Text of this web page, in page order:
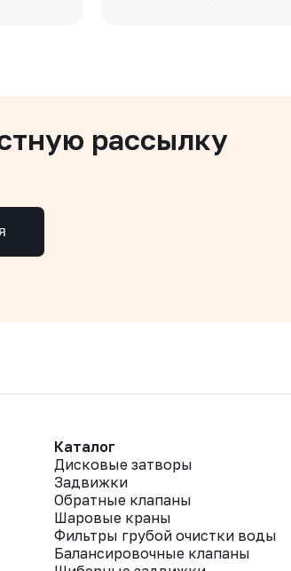
рассылку
Каталог
Дисковые затворы
Задвижки
Обратные клапаны
Шаровые краны
Фильтры грубой очистки воды
Балансировочные клапаны